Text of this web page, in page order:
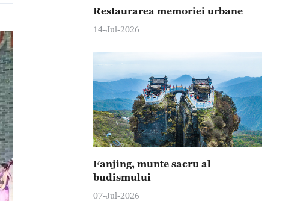
Restaurarea memoriei urbane
14-Jul-2026
Fanjing, munte sacru al
budismului
07-Jul-2026